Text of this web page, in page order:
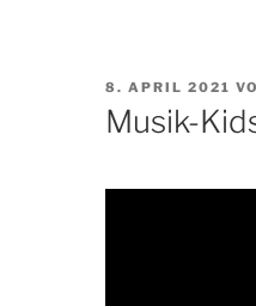
AM
8. APRIL 2021
Musik-